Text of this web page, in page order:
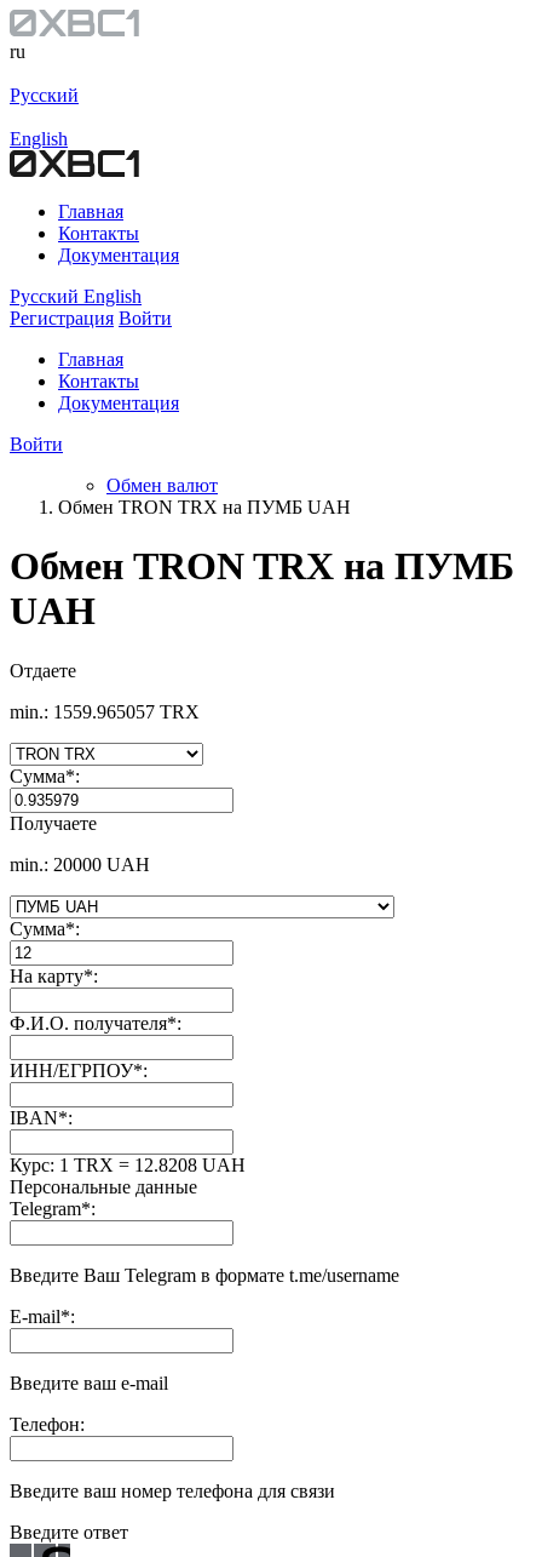
ru
Русский
English
Главная
Контакты
Документация
Русский English
Регистрация Войти
Главная
Контакты
Документация
Войти
Обмен валют
Обмен TRON TRX на ПУМБ UAH
Обмен TRON TRX на ПУМБ
UAH
Отдаете
min.: 1559.965057 TRX
Сумма*:
Получаете
min.: 20000 UAH
Сумма*:
На карту*:
Ф.И.О. получателя*:
ИНН/ЕГРПОУ*:
IBAN*:
Курс: 1 TRX = 12.8208 UAH
Персональные данные
Telegram*:
Введите Ваш Telegram в формате t.me/username
E-mail*:
Введите ваш e-mail
Телефон:
Введите ваш номер телефона для связи
Введите ответ